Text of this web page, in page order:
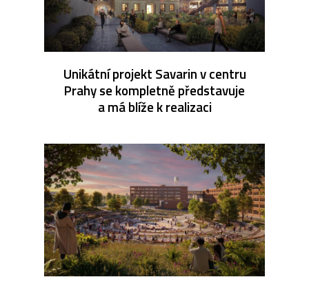
Unikátní projekt Savarin v centru
Prahy se kompletně představuje
a má blíže k realizaci